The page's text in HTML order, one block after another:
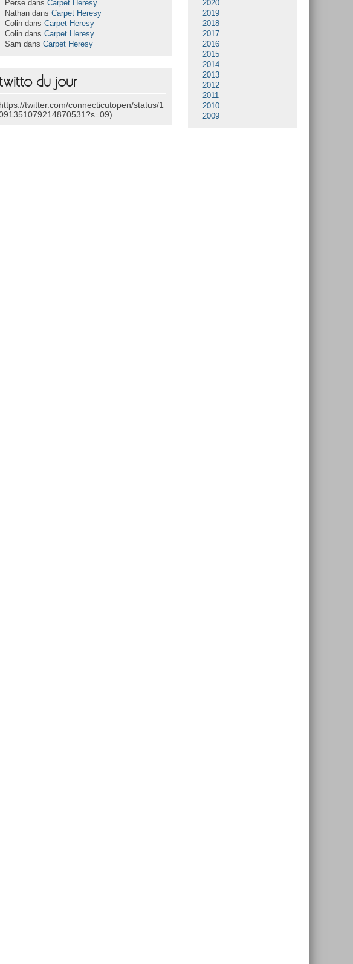
Perse dansCarpet Heresy
Nathan dansCarpet Heresy
Colin dansCarpet Heresy
Colin dansCarpet Heresy
Sam dansCarpet Heresy
du jour
https://twitter.com/connecticutopen/status/1
2020
2019
2018
2017
2016
2015
2014
2013
2012
2011
2010
2009